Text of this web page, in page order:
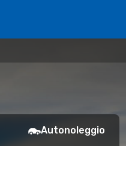
Autonoleggio